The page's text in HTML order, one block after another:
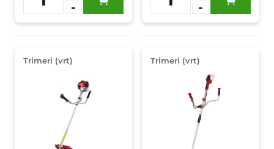
-
Dodaj u
omiljene
-
Dodaj u
omiljene
Trimeri (vrt) Trimeri (vrt)